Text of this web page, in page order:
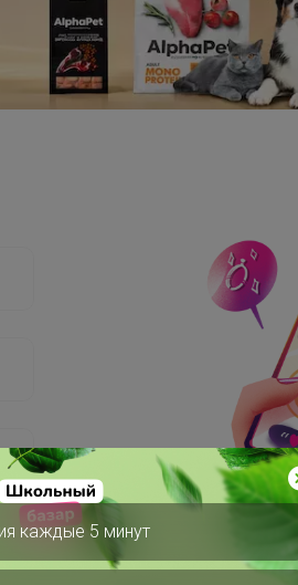
каждые 5 минут